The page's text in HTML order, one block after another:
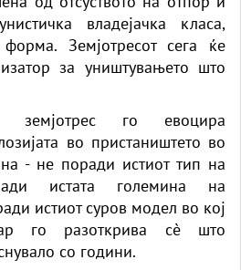
владејачка класа,
Земјотресот сега ќе
за уништувањето што
земјотрес го евоцира
во пристаништето во
- не поради истиот тип на
истата големина на
истиот суров модел во кој
го разоткрива сè што
со години.